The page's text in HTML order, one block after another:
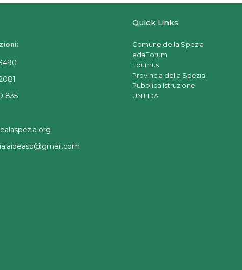
835
Quick Links
Comune della Spezia
edaForum
Edumus
Provincia della Spezia
Pubblica Istruzione
UNIEDA